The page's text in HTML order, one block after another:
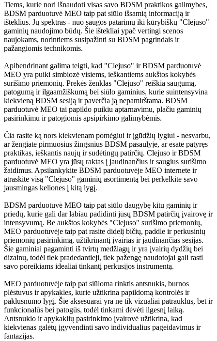
Tiems, kurie nori išnaudoti visas savo BDSM praktikos galimybes,
BDSM parduotuvė MEO taip pat siūlo išsamią informaciją ir
išteklius. Jų spektras - nuo saugos patarimų iki kūrybiškų "Clejuso"
gaminių naudojimo būdų. Šie ištekliai ypač vertingi scenos
naujokams, norintiems susipažinti su BDSM pagrindais ir
pažangiomis technikomis.
Apibendrinant galima teigti, kad "Clejuso" ir BDSM parduotuvė
MEO yra puiki simbiozė visiems, ieškantiems aukštos kokybės
surišimo priemonių. Prekės ženklas "Clejuso" reiškia saugumą,
patogumą ir ilgaamžiškumą bei siūlo gaminius, kurie suintensyvina
kiekvieną BDSM sesiją ir paverčia ją nepamirštama. BDSM
parduotuvė MEO tai papildo puikiu aptarnavimu, plačiu gaminių
pasirinkimu ir patogiomis apsipirkimo galimybėmis.
Čia rasite ką nors kiekvienam pomėgiui ir įgūdžių lygiui - nesvarbu,
ar žengiate pirmuosius žingsnius BDSM pasaulyje, ar esate patyręs
praktikas, ieškantis naujų ir sudėtingų patirčių. Clejuso ir BDSM
parduotuvė MEO yra jūsų raktas į jaudinančius ir saugius surišimo
žaidimus. Apsilankykite BDSM parduotuvėje MEO internete ir
atraskite visą "Clejuso" gaminių asortimentą bei perkelkite savo
jausmingas keliones į kitą lygį.
BDSM parduotuvė MEO taip pat siūlo daugybę kitų gaminių ir
priedų, kurie gali dar labiau padidinti jūsų BDSM patirčių įvairovę ir
intensyvumą. Be aukštos kokybės "Clejuso" surišimo priemonių,
MEO parduotuvėje taip pat rasite didelį bičių, paddle ir perkusinių
priemonių pasirinkimą, užtikrinantį įvairias ir jaudinančias sesijas.
Šie gaminiai pagaminti iš tvirtų medžiagų ir yra įvairių dydžių bei
dizainų, todėl tiek pradedantieji, tiek pažengę naudotojai gali rasti
savo poreikiams idealiai tinkantį perkusijos instrumentą.
MEO parduotuvėje taip pat siūloma rinktis antsnukis, burnos
plėstuvus ir apykakles, kurie užtikrina papildomą kontrolės ir
paklusnumo lygį. Šie aksesuarai yra ne tik vizualiai patrauklūs, bet ir
funkcionalūs bei patogūs, todėl tinkami dėvėti ilgesnį laiką.
Antsnukio ir apykaklių pasirinkimo įvairovė užtikrina, kad
kiekvienas galėtų įgyvendinti savo individualius pageidavimus ir
fantazijas.